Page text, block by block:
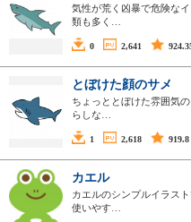
気性が荒く凶暴で危険な
類も多く…
0 2,641
とぼけた顔のサメ
ちょっととぼけた雰囲気
らしな…
1 2,618 919.8
カエル
カエルのシンプルイラス
使いやす…